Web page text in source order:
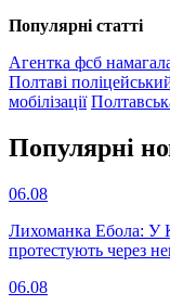
Популярнi статтi
Агентка фсб
Полтаві
мобілізації
Популярнi
06.08
Лихоманка Ебола: У
протестують через
06.08